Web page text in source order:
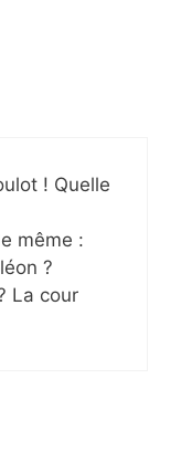
! Quelle
même :
?
La cour